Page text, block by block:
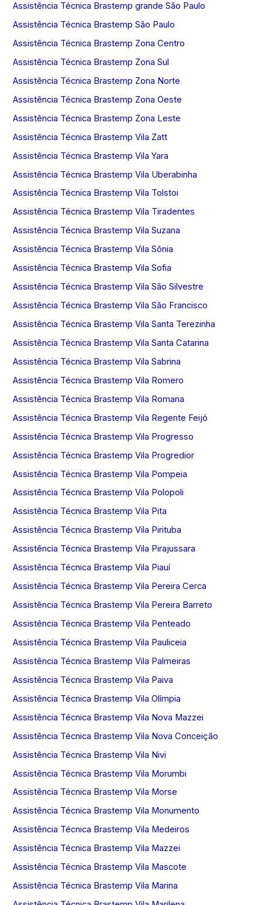
Assistência Técnica Brastemp grande São Paulo
Assistência Técnica Brastemp São Paulo
Assistência Técnica Brastemp Zona Centro
Assistência Técnica Brastemp Zona Sul
Assistência Técnica Brastemp Zona Norte
Assistência Técnica Brastemp Zona Oeste
Assistência Técnica Brastemp Zona Leste
Assistência Técnica Brastemp Vila Zatt
Assistência Técnica Brastemp Vila Yara
Assistência Técnica Brastemp Vila Uberabinha
Assistência Técnica Brastemp Vila Tolstoi
Assistência Técnica Brastemp Vila Tiradentes
Assistência Técnica Brastemp Vila Suzana
Assistência Técnica Brastemp Vila Sônia
Assistência Técnica Brastemp Vila Sofia
Assistência Técnica Brastemp Vila São Silvestre
Assistência Técnica Brastemp Vila São Francisco
Assistência Técnica Brastemp Vila Santa Terezinha
Assistência Técnica Brastemp Vila Santa Catarina
Assistência Técnica Brastemp Vila Sabrina
Assistência Técnica Brastemp Vila Romero
Assistência Técnica Brastemp Vila Romana
Assistência Técnica Brastemp Vila Regente Feijó
Assistência Técnica Brastemp Vila Progresso
Assistência Técnica Brastemp Vila Progredior
Assistência Técnica Brastemp Vila Pompeia
Assistência Técnica Brastemp Vila Polopoli
Assistência Técnica Brastemp Vila Pita
Assistência Técnica Brastemp Vila Pirituba
Assistência Técnica Brastemp Vila Pirajussara
Assistência Técnica Brastemp Vila Piauí
Assistência Técnica Brastemp Vila Pereira Cerca
Assistência Técnica Brastemp Vila Pereira Barreto
Assistência Técnica Brastemp Vila Penteado
Assistência Técnica Brastemp Vila Pauliceia
Assistência Técnica Brastemp Vila Palmeiras
Assistência Técnica Brastemp Vila Paiva
Assistência Técnica Brastemp Vila Olímpia
Assistência Técnica Brastemp Vila Nova Mazzei
Assistência Técnica Brastemp Vila Nova Conceição
Assistência Técnica Brastemp Vila Nivi
Assistência Técnica Brastemp Vila Morumbi
Assistência Técnica Brastemp Vila Morse
Assistência Técnica Brastemp Vila Monumento
Assistência Técnica Brastemp Vila Medeiros
Assistência Técnica Brastemp Vila Mazzei
Assistência Técnica Brastemp Vila Mascote
Assistência Técnica Brastemp Vila Marina